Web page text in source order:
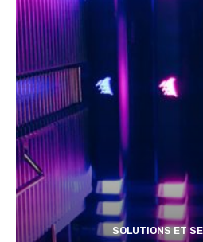
SOLUTIONS ET